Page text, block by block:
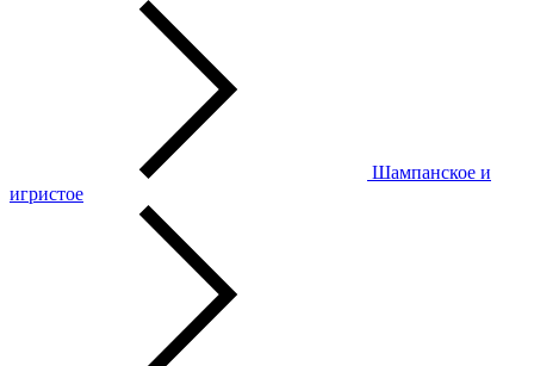
Шампанское и
игристое